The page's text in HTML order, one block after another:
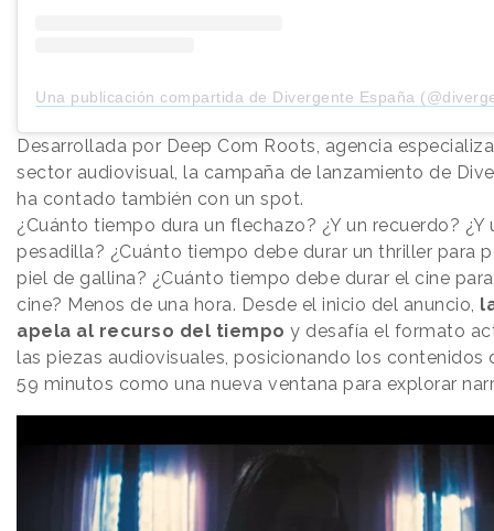
Una publicación compartida de Divergente España
Desarrollada por Deep Com Roots, agencia
sector audiovisual, la campaña de lanzamiento de
ha contado también con un spot.
¿Cuánto tiempo dura un flechazo? ¿Y un recuerdo? ¿Y
pesadilla? ¿Cuánto tiempo debe durar un thriller para
piel de gallina? ¿Cuánto tiempo debe durar el cine
cine? Menos de una hora. Desde el inicio del anuncio,
apela al recurso del tiempo y desafía el formato
las piezas audiovisuales, posicionando los contenidos
59 minutos como una nueva ventana para explorar